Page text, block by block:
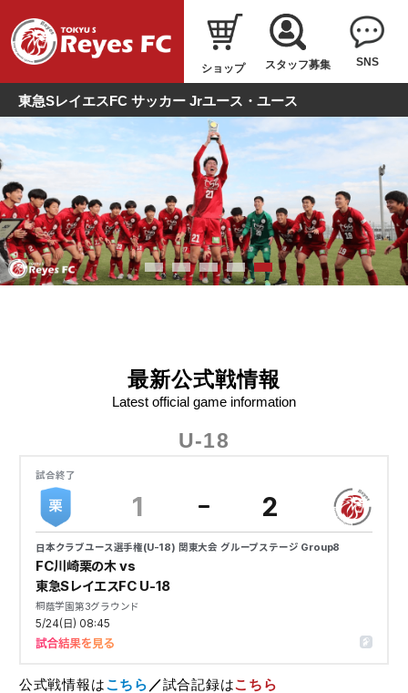
ショップ スタッフ募集 SNS
東急SレイエスFC サッカー Jrユース・ユース
最新公式戦情報
Latest official game information
U-18
公式戦情報はこちら ／試合記録はこちら